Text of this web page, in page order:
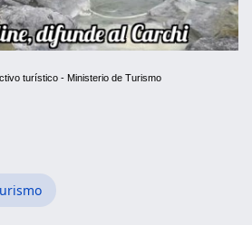
turístico - Ministerio de Turismo